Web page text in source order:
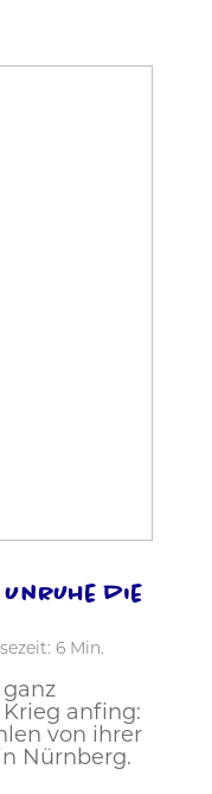
die
6 Min.
anfing:
von ihrer
Nürnberg.